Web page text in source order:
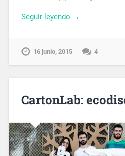
Seguir leyendo →
16 junio, 2015 4
CartonLab: